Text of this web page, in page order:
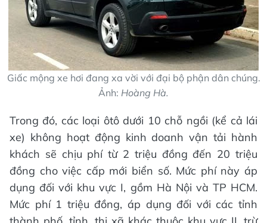
Giấc mộng xe hơi đang xa vời với đại bộ phận dân chúng.
Ảnh: Hoàng Hà.
Trong đó, các loại ôtô dưới 10 chỗ ngồi (kể cả lái
xe) không hoạt động kinh doanh vận tải hành
khách sẽ chịu phí từ 2 triệu đồng đến 20 triệu
đồng cho việc cấp mới biển số. Mức phí này áp
dụng đối với khu vực I, gồm Hà Nội và TP HCM.
Mức phí 1 triệu đồng, áp dụng đối với các tỉnh